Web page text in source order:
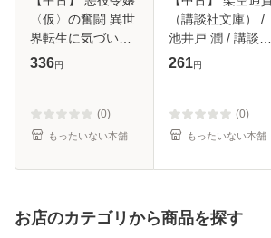
〈仮〉の奮闘 異世
界転生に気づいた
ので婚約破棄して
ク) / 梶山ミカ、木
村るか / K
336円
(0)
もったいない本舗
（講談社文庫） /
池井戸 潤 / 講談社
[文庫]【メール便送
261円
(0)
もったいない本舗
お店のカテゴリから商品を探す